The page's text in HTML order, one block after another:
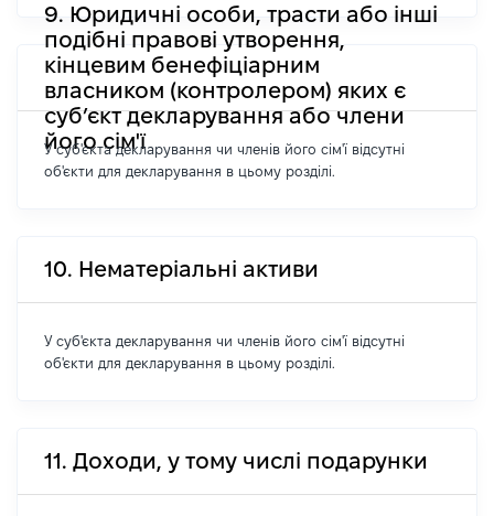
9. Юридичні особи, трасти або інші
подібні правові утворення,
кінцевим бенефіціарним
власником (контролером) яких є
суб’єкт декларування або члени
його сім'ї
У суб'єкта декларування чи членів його сім'ї відсутні
об'єкти для декларування в цьому розділі.
10. Нематеріальні активи
У суб'єкта декларування чи членів його сім'ї відсутні
об'єкти для декларування в цьому розділі.
11. Доходи, у тому числі подарунки